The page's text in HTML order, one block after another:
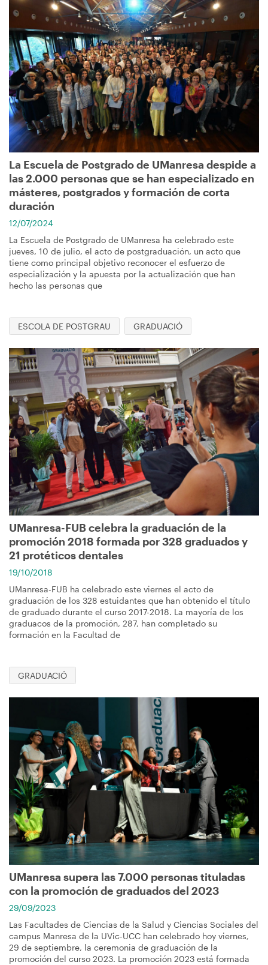
Imagen
La Escuela de Postgrado de UManresa despide a
las 2.000 personas que se han especializado en
másteres, postgrados y formación de corta
duración
12/07/2024
La Escuela de Postgrado de UManresa ha celebrado este
jueves, 10 de julio, el acto de postgraduación, un acto que
tiene como principal objetivo reconocer el esfuerzo de
especialización y la apuesta por la actualización que han
hecho las personas que
ESCOLA DE POSTGRAU GRADUACIÓ
Imagen
UManresa-FUB celebra la graduación de la
promoción 2018 formada por 328 graduados y
21 protéticos dentales
19/10/2018
UManresa-FUB ha celebrado este viernes el acto de
graduación de los 328 estuidantes que han obtenido el título
de graduado durante el curso 2017-2018. La mayoría de los
graduacos de la promoción, 287, han completado su
formación en la Facultad de
GRADUACIÓ
UManresa supera las 7.000 personas tituladas
con la promoción de graduados del 2023
29/09/2023
Las Facultades de Ciencias de la Salud y Ciencias Sociales del
campus Manresa de la UVic-UCC han celebrado hoy viernes,
29 de septiembre, la ceremonia de graduación de la
promoción del curso 2023. La promoción 2023 está formada